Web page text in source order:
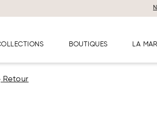
BOUTIQUES LA
Retour